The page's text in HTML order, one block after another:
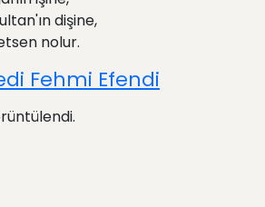
dişine,
nolur.
Fehmi Efendi